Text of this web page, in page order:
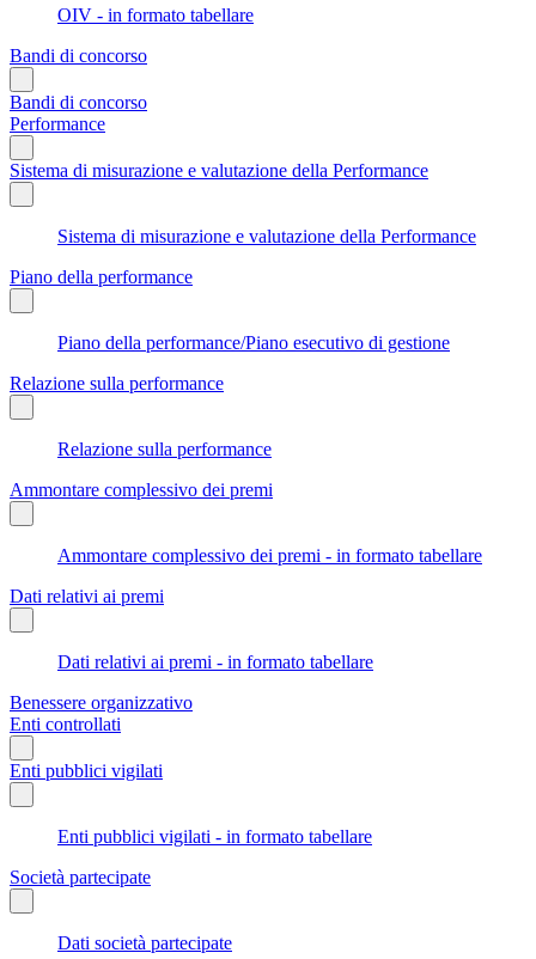
OIV - in formato tabellare
Bandi di concorso
Bandi di concorso
Performance
Sistema di misurazione e valutazione della Performance
Sistema di misurazione e valutazione della Performance
Piano della performance
Piano della performance/Piano esecutivo di gestione
Relazione sulla performance
Relazione sulla performance
Ammontare complessivo dei premi
Ammontare complessivo dei premi - in formato tabellare
Dati relativi ai premi
Dati relativi ai premi - in formato tabellare
Benessere organizzativo
Enti controllati
Enti pubblici vigilati
Enti pubblici vigilati - in formato tabellare
Società partecipate
Dati società partecipate